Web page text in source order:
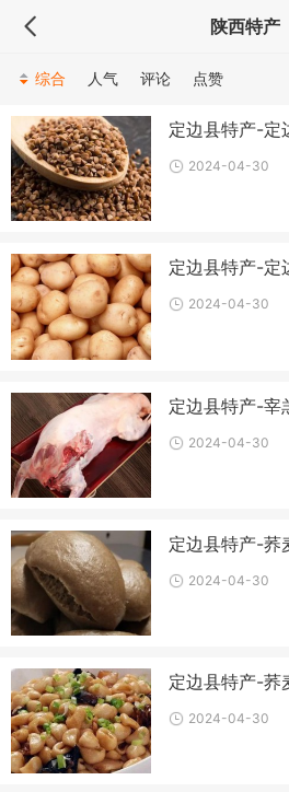
陕西特产
综合 人气 评论 点赞
定边县特产-定
2024-04-30
定边县特产-定
2024-04-30
定边县特产-宰
2024-04-30
定边县特产-荞
2024-04-30
定边县特产-荞
2024-04-30